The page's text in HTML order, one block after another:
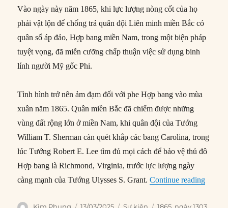
Vào ngày này năm 1865, khi lực lượng nòng cốt của họ
phải vật lộn để chống trả quân đội Liên minh miền Bắc có
quân số áp đảo, Hợp bang miền Nam, trong một biện pháp
tuyệt vọng, đã miễn cưỡng chấp thuận việc sử dụng binh
lính người Mỹ gốc Phi.
Tình hình trở nên ảm đạm đối với phe Hợp bang vào mùa
xuân năm 1865. Quân miền Bắc đã chiếm được những
vùng đất rộng lớn ở miền Nam, khi quân đội của Tướng
William T. Sherman càn quét khắp các bang Carolina, trong
lúc Tướng Robert E. Lee tìm đủ mọi cách để bảo vệ thủ đô
Hợp bang là Richmond, Virginia, trước lực lượng ngày
càng mạnh của Tướng Ulysses S. Grant.Continue reading“13/
Author
Posted
CategoriesTags